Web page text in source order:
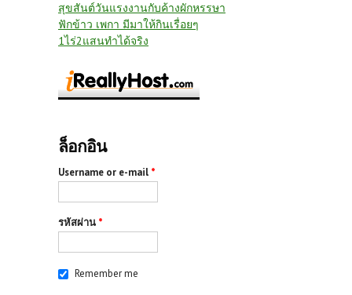
สุขสันต์วันแรงงานกับค้างผักหรรษา
ฟักข้าว เพกา มีมาให้กินเรื่อยๆ
1ไร่2แสนทำได้จริง
ล็อกอิน
Username or e-mail *
รหัสผ่าน *
Remember me